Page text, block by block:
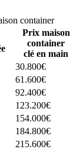
container
Prix maison
container
clé en main
30.800€
61.600€
92.400€
123.200€
154.000€
184.800€
215.600€